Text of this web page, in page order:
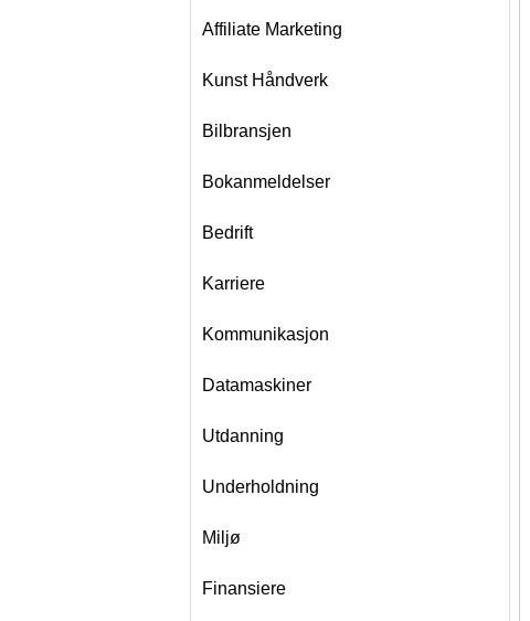
Affiliate Marketing
Kunst Håndverk
Bilbransjen
Bokanmeldelser
Bedrift
Karriere
Kommunikasjon
Datamaskiner
Utdanning
Underholdning
Miljø
Finansiere